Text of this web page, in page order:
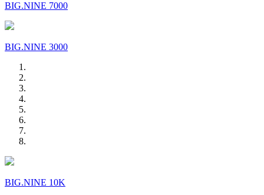
BIG.NINE 7000
BIG.NINE 3000
BIG.NINE 10K